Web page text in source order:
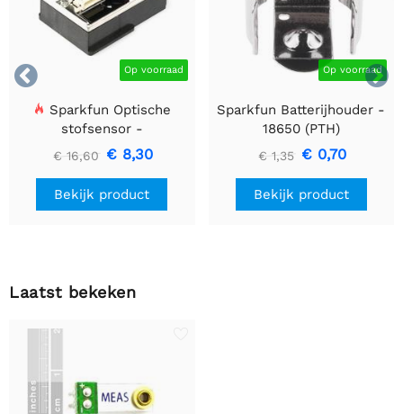

 Op voorraad
Sparkfun Optische
stofsensor -
GP2Y1010AU0F
€ 16,60 € 8,30
Bekijk product
Op voorraad
Sparkfun Batterijhouder -
18650 (PTH)
€ 1,35 € 0,70
Bekijk product
Laatst bekeken